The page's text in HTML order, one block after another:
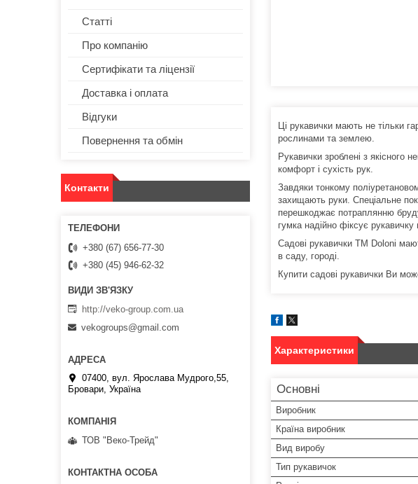
Ці рукавички мають не тільки
рослинами та землею.
Рукавички зроблені з якісного
комфорт і сухість рук.
Завдяки тонкому
захищають руки. Спеціальне
перешкоджає потраплянню
гумка надійно фіксує рукавичку
Садові рукавички ТМ Doloni
в саду, городі.
Купити садові рукавички Ви
Характеристики
Основні
Виробник
Країна виробник
Вид виробу
Тип рукавичок
Статті
Про компанію
Сертифікати та ліцензії
Доставка і оплата
Відгуки
Повернення та обмін
Контакти
+380 (67) 656-77-30
+380 (45) 946-62-32
http://veko-group.com.ua
vekogroups@gmail.com
07400, вул. Ярослава Мудрого,55,
Бровари, Україна
ТОВ "Веко-Трейд"